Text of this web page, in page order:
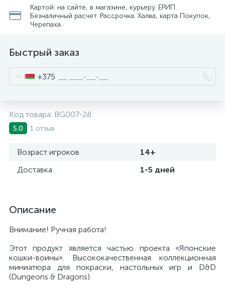
Картой: на сайте, в магазине, курьеру. ЕРИП.
Безналичный расчет. Рассрочка: Халва, карта Покупок,
Черепаха
Быстрый заказ
+375
Код товара: BG007-28
5.0 1 отзыв
Возраст игроков
14+
Доставка
1-5 дней
Описание
Внимание! Ручная работа!
Этот продукт является частью проекта «Японские
кошки-воины». Высококачественная коллекционная
миниатюра для покраски, настольных игр и D&D
(Dungeons & Dragons).